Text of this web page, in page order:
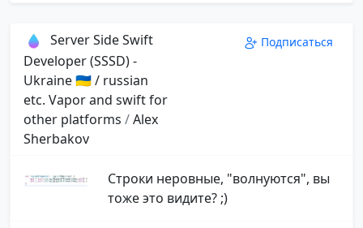
Server Side Swift
Developer (SSSD) -
Ukraine 🇺🇦 / russian
etc. Vapor and swift for
other platforms /Alex
Sherbakov
Подписаться
Строки неровные, "волнуются", вы
тоже это видите? ;)